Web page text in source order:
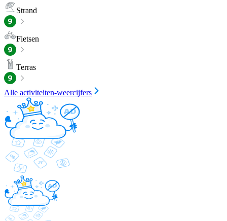
Strand
Fietsen
Terras
Alle activiteiten-weercijfers